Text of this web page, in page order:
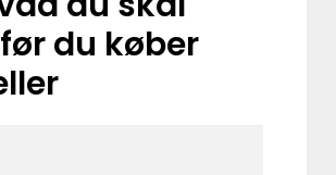
du køber